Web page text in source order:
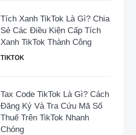
Tích Xanh TikTok Là Gì? Chia
Sẻ Các Điều Kiện Cấp Tích
Xanh TikTok Thành Công
TIKTOK
Tax Code TikTok Là Gì? Cách
Đăng Ký Và Tra Cứu Mã Số
Thuế Trên TikTok Nhanh
Chóng